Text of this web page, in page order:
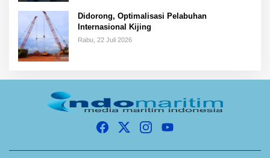
Didorong, Optimalisasi Pelabuhan
Internasional Kijing
Rabu, 22 Juli 2026